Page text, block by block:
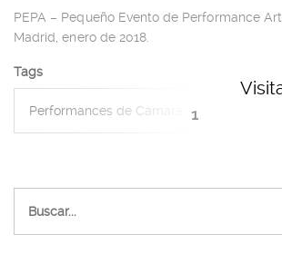
PEPA – Pequeño Evento de Performance
Madrid, enero de 2018.
Tags
Performances de Cámara 1